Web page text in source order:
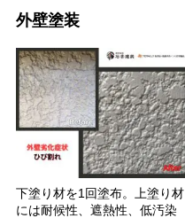
外壁塗装
下塗り材を1回塗布。上塗り材
には耐候性、遮熱性、低汚染